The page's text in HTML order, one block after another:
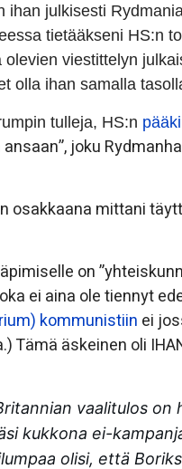
ihan julkisesti
tietääkseni HS:n
viestittelyn
olla ihan samalla
tulleja, HS:n
joku
osakkaana mittani
on
ei aina ole tiennyt
kommunistiin ei
Tämä äskeinen oli
vaalitulos on
kukkona ei-
olisi, että